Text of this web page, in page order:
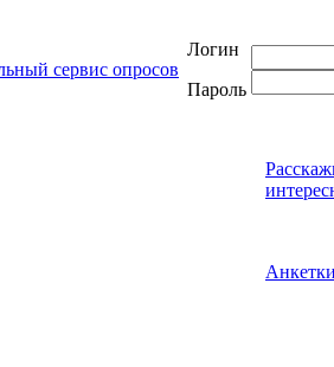
Логин
Пароль